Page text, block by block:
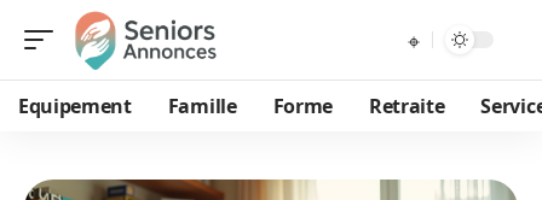
Equipement Famille Forme Retraite